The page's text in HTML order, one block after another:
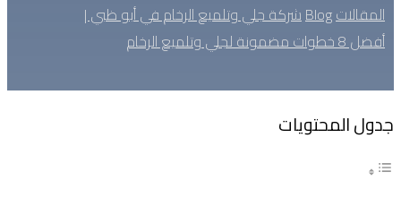
المقالاتBlogشركة جلي وتلميع الرخام في أبو ظبي |
أفضل 8 خطوات مضمونة لجلي وتلميع الرخام
جدول المحتويات